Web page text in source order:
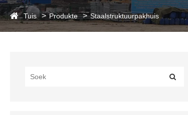
Tuis Produkte Staalstruktuurpakhuis